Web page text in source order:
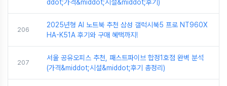
ddot;가격&middot;시설&middot;후기)
206
2025년형 AI 노트북 추천 삼성 갤럭시북5 프로 NT960X
HA-K51A 후기와 구매 혜택까지!
207
서울 공유오피스 추천, 패스트파이브 합정1호점 완벽 분석
(가격&middot;시설&middot;후기 총정리)